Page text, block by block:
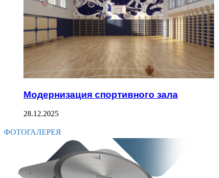
Модернизация спортивного зала
28.12.2025
ФОТОГАЛЕРЕЯ